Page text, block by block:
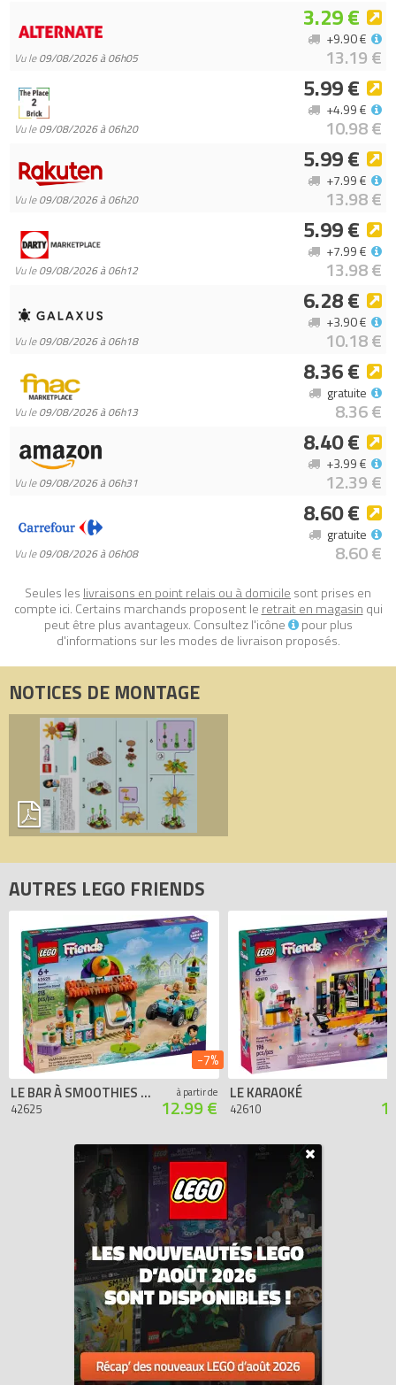
Vu le09/08/2026 à 06h05
3.29 €
13.19 €
+9.90 €
Vu le09/08/2026 à 06h20
5.99 €
10.98 €
+4.99 €
Vu le09/08/2026 à 06h20
5.99 €
13.98 €
+7.99 €
Vu le09/08/2026 à 06h12
5.99 €
13.98 €
+7.99 €
Vu le09/08/2026 à 06h18
6.28 €
10.18 €
+3.90 €
Vu le09/08/2026 à 06h13
8.36 €
8.36 €
gratuite
Vu le09/08/2026 à 06h31
8.40 €
12.39 €
+3.99 €
Vu le09/08/2026 à 06h08
8.60 €
8.60 €
gratuite
Seules les livraisons en point relais ou à domicile sont prises en
compte ici. Certains marchands proposent le retrait en magasin qui
peut être plus avantageux. Consultez l'icône
pour plus
d'informations sur les modes de livraison proposés.
NOTICES DE MONTAGE
AUTRES LEGO FRIENDS
LE BAR À SMOOTHIES DE LA PLAGE
42625
à partir de
12.99 €
-7%
LE KARAOKÉ
42610